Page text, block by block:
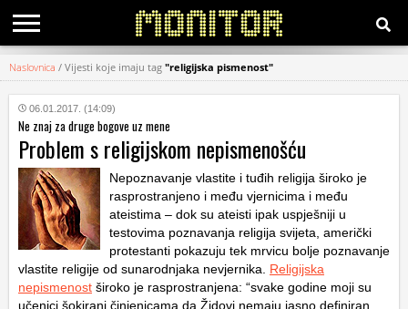
KATEGORIJE
HRVATSKI
WEB
Naslovnica / Vijesti koje imaju tag "religijska pismenost"
06.01.2017. (14:09)
Ne znaj za druge bogove uz mene
Problem s religijskom nepismenošću
Nepoznavanje vlastite i tuđih religija široko je
rasprostranjeno i među vjernicima i među
ateistima – dok su ateisti ipak uspješniji u
testovima poznavanja religija svijeta, američki
protestanti pokazuju tek mrvicu bolje poznavanje
vlastite religije od sunarodnjaka nevjernika. Religijska
nepismenost široko je rasprostranjena: “svake godine moji su
učenici šokirani činjenicama da Židovi nemaju jasno definiran